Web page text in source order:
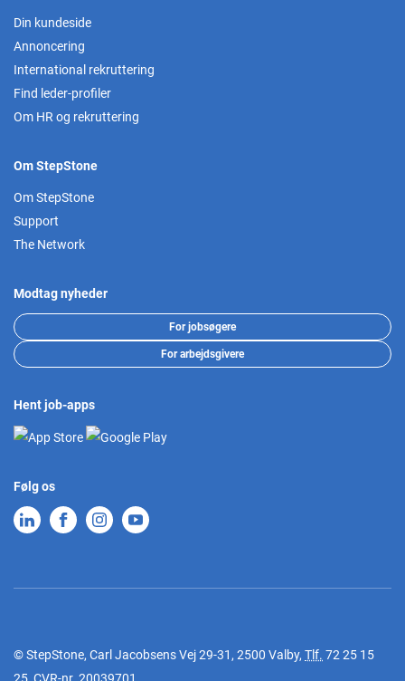
Din kundeside
Annoncering
International rekruttering
Find leder-profiler
Om HR og rekruttering
Om StepStone
Om StepStone
Support
The Network
Modtag nyheder
For jobsøgere
For arbejdsgivere
Hent job-apps
Følg os
© StepStone, Carl Jacobsens Vej 29-31, 2500 Valby, Tlf. 72 25 15